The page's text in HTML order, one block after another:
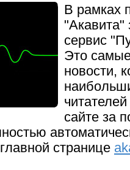
В рамках
сервис
Это
новости,
сайте за
странице